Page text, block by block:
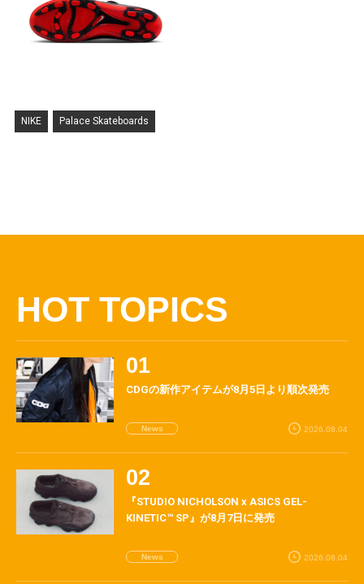
NIKE Palace Skateboards
HOT TOPICS
CDGの新作アイテムが8月5日より順次発売
News 2026.08.04
『STUDIO NICHOLSON x ASICS GEL-
KINETIC™ SP』が8月7日に発売
News 2026.08.04